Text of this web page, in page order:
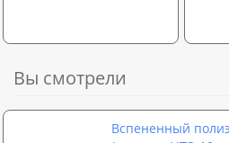
Вы смотрели
Вспененный